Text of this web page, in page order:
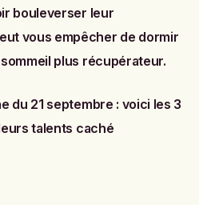
bouleverser leur
vous empêcher de dormir
plus récupérateur.
du 21 septembre : voici les 3
talents caché